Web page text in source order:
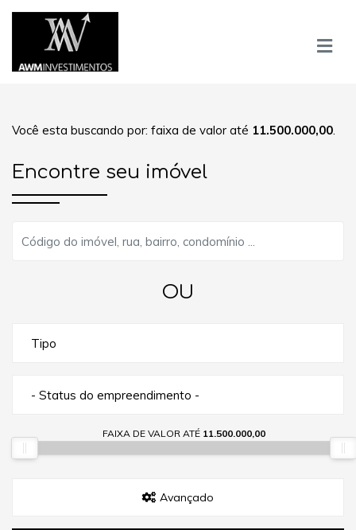
Você esta buscando por: faixa de valor até 11.500.000,00.
Encontre seu imóvel
OU
Tipo
- Status do empreendimento -
FAIXA DE VALOR ATÉ 11.500.000,00
Avançado